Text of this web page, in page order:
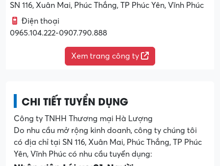
SN 116, Xuân Mai, Phúc Thắng, TP Phúc Yên, Vĩnh Phúc
Điện thoại
0965.104.222-0907.790.888
Xem trang công ty
CHI TIẾT TUYỂN DỤNG
Công ty TNHH Thương mại Hà Lượng
Do nhu cầu mở rộng kinh doanh, công ty chúng tôi
có địa chỉ tại SN 116, Xuân Mai, Phúc Thắng, TP Phúc
Yên, Vĩnh Phúc có nhu cầu tuyển dụng: